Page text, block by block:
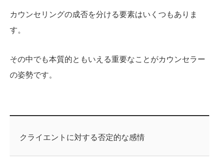
カウンセリングの成否を分ける要素はいくつもありま
す。
その中でも本質的ともいえる重要なことがカウンセラー
の姿勢です。
クライエントに対する否定的な感情